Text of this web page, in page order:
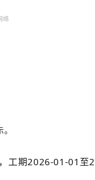
络
工期2026-01-01至